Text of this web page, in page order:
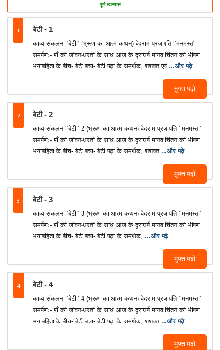
पूर्ण उपन्यास
1 बेटी - 1
मुफ्त पढ़ो
काव्य संकलन ‘‘बेटी’’ (भ्रूण का आत्म कथन) वेदराम प्रजापति ‘‘मनमस्त’’
समर्पणः- माँ की जीवन-धरती के साथ आज के दुराघर्ष मानव चिंतन की भीषण
भयाबहिता के बीच- बेटी बचा- बेटी पढ़ा के समर्थक, शशक्त एवं ...और पढ़े
2 बेटी - 2
मुफ्त पढ़ो
काव्य संकलन ‘‘बेटी’’ 2 (भ्रूण का आत्म कथन) वेदराम प्रजापति ‘‘मनमस्त’’
समर्पणः- माँ की जीवन-धरती के साथ आज के दुराघर्ष मानव चिंतन की भीषण
भयाबहिता के बीच- बेटी बचा- बेटी पढ़ा के समर्थक, शशक्त ...और पढ़े
3 बेटी - 3
मुफ्त पढ़ो
काव्य संकलन ‘‘बेटी’’ 3 (भ्रूण का आत्म कथन) वेदराम प्रजापति ‘‘मनमस्त’’
समर्पणः- माँ की जीवन-धरती के साथ आज के दुराघर्ष मानव चिंतन की भीषण
भयाबहिता के बीच- बेटी बचा- बेटी पढ़ा के समर्थक, ...और पढ़े
4 बेटी - 4
मुफ्त पढ़ो
काव्य संकलन ‘‘बेटी’’ 4 (भ्रूण का आत्म कथन) वेदराम प्रजापति ‘‘मनमस्त’’
समर्पणः- माँ की जीवन-धरती के साथ आज के दुराघर्ष मानव चिंतन की भीषण
भयाबहिता के बीच- बेटी बचा- बेटी पढ़ा के समर्थक, शशक्त ...और पढ़े